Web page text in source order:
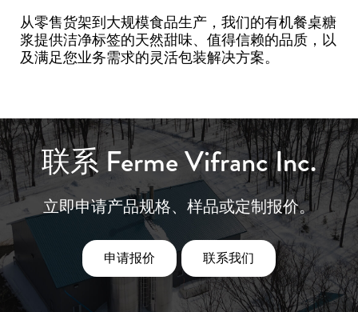
从零售货架到大规模食品生产，我们的有机餐桌糖
浆提供洁净标签的天然甜味、值得信赖的品质，以
及满足您业务需求的灵活包装解决方案。
联系 Ferme Vifranc Inc.
立即申请产品规格、样品或定制报价。
申请报价 联系我们